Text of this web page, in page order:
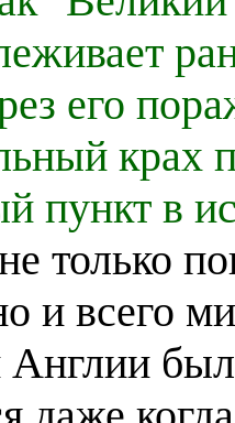
его
крах
пункт в
только
и всего
Англии